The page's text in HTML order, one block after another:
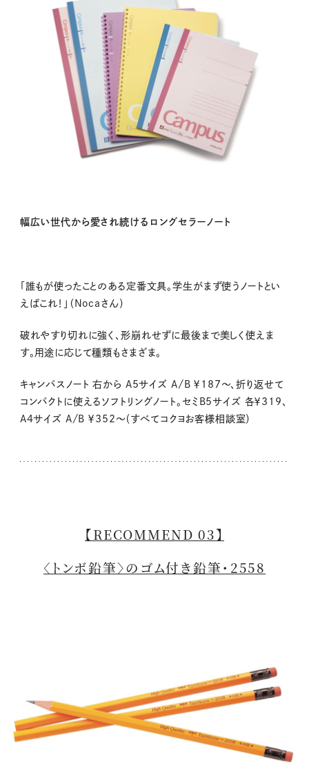
幅広い世代から愛され続けるロングセラーノート
「誰もが使ったことのある定番文具。学生がまず使うノートとい
えばこれ！」（Nocaさん）
破れやすり切れに強く、形崩れせずに最後まで美しく使えま
す。用途に応じて種類もさまざま。
キャンパスノート 右から A5サイズ A/B ￥187〜、折り返せて
コンパクトに使えるソフトリングノート。セミB5サイズ 各￥319、
A4サイズ A/B ￥352〜（すべてコクヨお客様相談室）
【RECOMMEND 03】
〈トンボ鉛筆〉のゴム付き鉛筆・2558